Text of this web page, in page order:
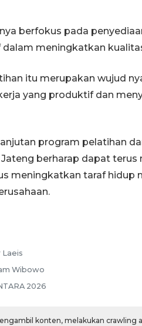
berfokus pada
dalam meningkatkan
itu merupakan wujud
yang produktif dan
program pelatihan
berharap dapat
meningkatkan taraf hidup
Laeis
Wibowo
2026
konten, melakukan crawling